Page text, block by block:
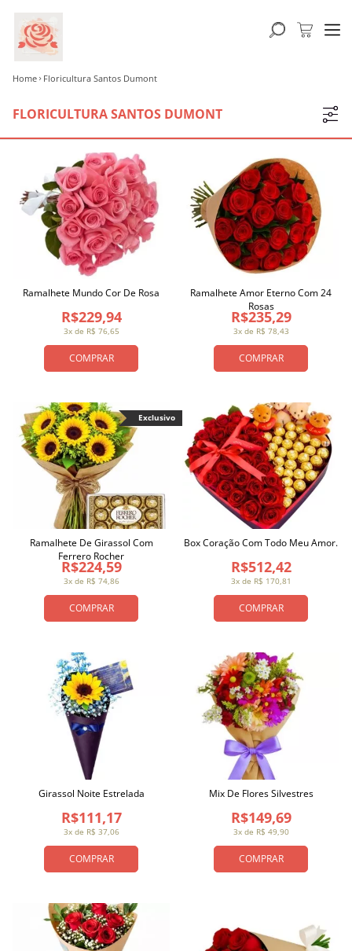
Home Floricultura Santos Dumont
FLORICULTURA SANTOS DUMONT
COMPRAR
3x de R$ 76,65
R$229,94
Ramalhete Mundo Cor De Rosa
COMPRAR
3x de R$ 78,43
R$235,29
Ramalhete Amor Eterno Com 24
Rosas
COMPRAR
3x de R$ 74,86
R$224,59
Ramalhete De Girassol Com
Ferrero Rocher
Exclusivo
COMPRAR
3x de R$ 170,81
R$512,42
Box Coração Com Todo Meu Amor.
COMPRAR
3x de R$ 37,06
R$111,17
Girassol Noite Estrelada
COMPRAR
3x de R$ 49,90
R$149,69
Mix De Flores Silvestres